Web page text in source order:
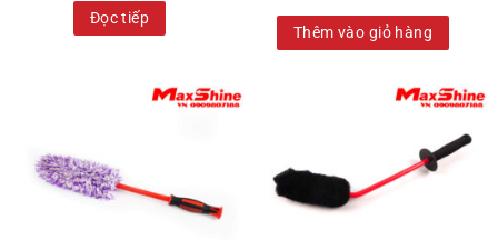
Đọc tiếp
Thêm vào giỏ hàng